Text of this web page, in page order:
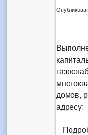
домов,
адресу: